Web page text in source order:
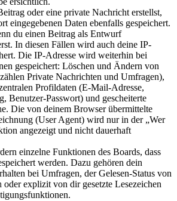
oder eine private Nachricht erstellst,
eingegebenen Daten ebenfalls gespeichert.
du einen Beitrag als Entwurf
In diesen Fällen wird auch deine IP-
Die IP-Adresse wird weiterhin bei
gespeichert: Löschen und Ändern von
Private Nachrichten und Umfragen),
Profildaten (E-Mail-Adresse,
Benutzer-Passwort) und gescheiterte
Die von deinem Browser übermittelte
(User Agent) wird nur in der „Wer
angezeigt und nicht dauerhaft
einzelne Funktionen des Boards, dass
werden. Dazu gehören dein
bei Umfragen, der Gelesen-Status von
oder explizit von dir gesetzte Lesezeichen